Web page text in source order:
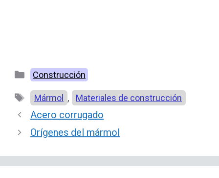
Categorías
Construcción
Etiquetas
Mármol , Materiales de construcción
Acero corrugado
Orígenes del mármol